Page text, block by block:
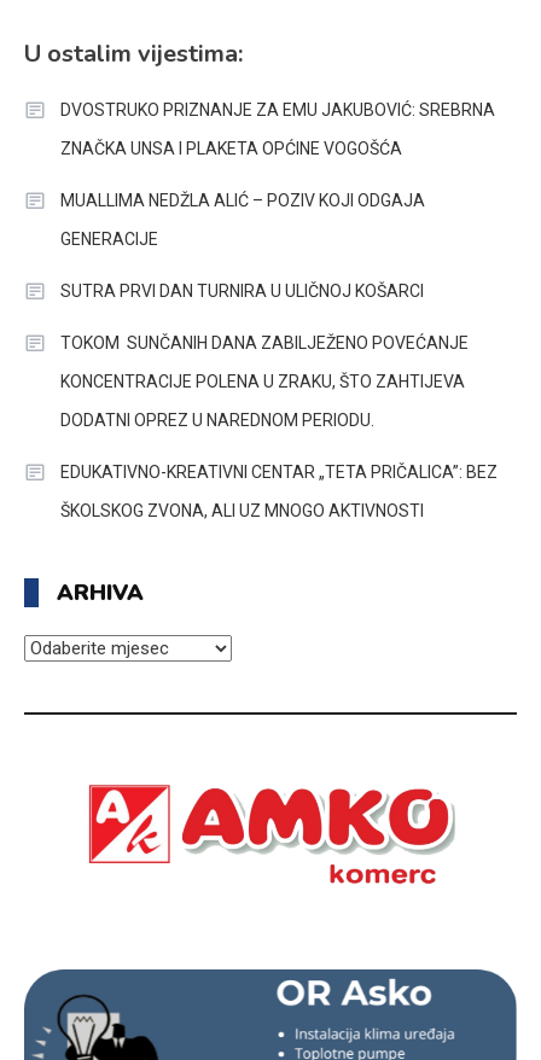
U ostalim vijestima:
DVOSTRUKO PRIZNANJE ZA EMU JAKUBOVIĆ: SREBRNA
ZNAČKA UNSA I PLAKETA OPĆINE VOGOŠĆA
MUALLIMA NEDŽLA ALIĆ – POZIV KOJI ODGAJA
GENERACIJE
SUTRA PRVI DAN TURNIRA U ULIČNOJ KOŠARCI
TOKOM SUNČANIH DANA ZABILJEŽENO POVEĆANJE
KONCENTRACIJE POLENA U ZRAKU, ŠTO ZAHTIJEVA
DODATNI OPREZ U NAREDNOM PERIODU.
EDUKATIVNO-KREATIVNI CENTAR „TETA PRIČALICA”: BEZ
ŠKOLSKOG ZVONA, ALI UZ MNOGO AKTIVNOSTI
ARHIVA
ARHIVA